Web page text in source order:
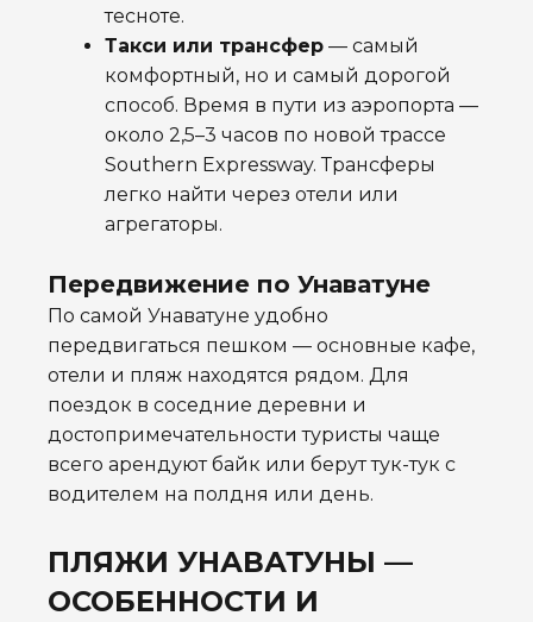
тесноте.
Такси или трансфер — самый
комфортный, но и самый дорогой
способ. Время в пути из аэропорта —
около 2,5–3 часов по новой трассе
Southern Expressway. Трансферы
легко найти через отели или
агрегаторы.
Передвижение по Унаватуне
По самой Унаватуне удобно
передвигаться пешком — основные кафе,
отели и пляж находятся рядом. Для
поездок в соседние деревни и
достопримечательности туристы чаще
всего арендуют байк или берут тук-тук с
водителем на полдня или день.
ПЛЯЖИ УНАВАТУНЫ —
ОСОБЕННОСТИ И